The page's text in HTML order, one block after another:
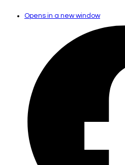
Opens in a new window